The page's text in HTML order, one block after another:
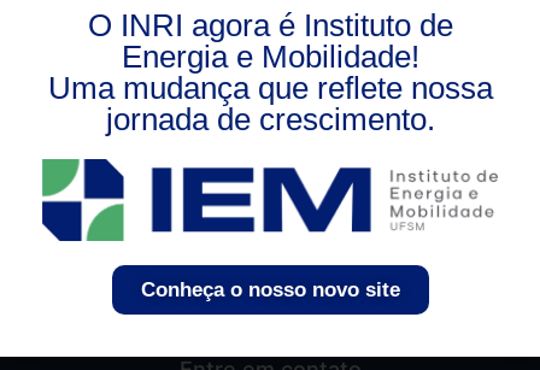
O INRI agora é Instituto de
Energia e Mobilidade!
Uma mudança que reflete nossa
jornada de crescimento.
Conheça o nosso novo site